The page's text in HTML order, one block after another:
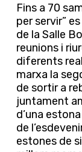
Fins a 70
per servir”
de la Salle
reunions i
diferents
marxa la
de sortir a
juntament
d’una
de
estones de